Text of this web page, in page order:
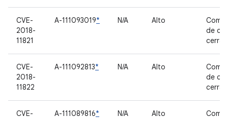
CVE-
2018-
11821
A-111093019* N/A Alto
de
CVE-
2018-
11822
A-111092813* N/A Alto
de
CVE- A-111089816* N/A Alto